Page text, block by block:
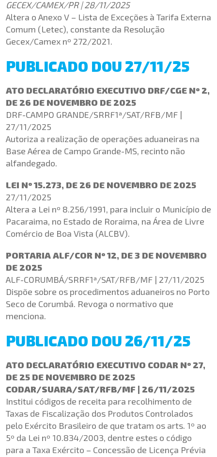
GECEX/CAMEX/PR | 28/11/2025
Altera o Anexo V – Lista de Exceções à Tarifa Externa
Comum (Letec), constante da Resolução
Gecex/Camex nº 272/2021.
PUBLICADO DOU 27/11/25
ATO DECLARATÓRIO EXECUTIVO DRF/CGE Nº 2,
DE 26 DE NOVEMBRO DE 2025
DRF-CAMPO GRANDE/SRRF1ª/SAT/RFB/MF |
27/11/2025
Autoriza a realização de operações aduaneiras na
Base Aérea de Campo Grande-MS, recinto não
alfandegado.
LEI Nº 15.273, DE 26 DE NOVEMBRO DE 2025
27/11/2025
Altera a Lei nº 8.256/1991, para incluir o Município de
Pacaraima, no Estado de Roraima, na Área de Livre
Comércio de Boa Vista (ALCBV).
PORTARIA ALF/COR Nº 12, DE 3 DE NOVEMBRO
DE 2025
ALF-CORUMBÁ/SRRF1ª/SAT/RFB/MF | 27/11/2025
Dispõe sobre os procedimentos aduaneiros no Porto
Seco de Corumbá. Revoga o normativo que
menciona.
PUBLICADO DOU 26/11/25
ATO DECLARATÓRIO EXECUTIVO CODAR Nº 27,
DE 25 DE NOVEMBRO DE 2025
CODAR/SUARA/SAT/RFB/MF | 26/11/2025
Institui códigos de receita para recolhimento de
Taxas de Fiscalização dos Produtos Controlados
pelo Exército Brasileiro de que tratam os arts. 1º ao
5º da Lei nº 10.834/2003, dentre estes o código
para a Taxa Exército – Concessão de Licença Prévia